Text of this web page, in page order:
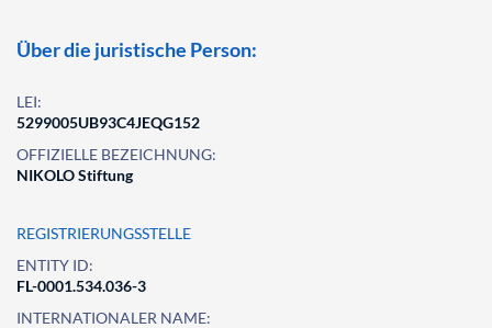
Über die juristische Person:
LEI:
5299005UB93C4JEQG152
OFFIZIELLE BEZEICHNUNG:
NIKOLO Stiftung
REGISTRIERUNGSSTELLE
ENTITY ID:
FL-0001.534.036-3
INTERNATIONALER NAME: